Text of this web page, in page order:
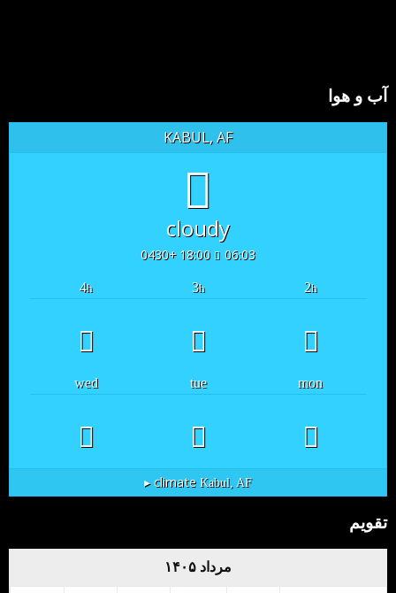
آب و هوا
KABUL, AF
cloudy
06:03
18:00 +0430
2h
3h
4h
mon
tue
wed
Kabul, AF
climate ▸
تقویم
مرداد ۱۴۰۵